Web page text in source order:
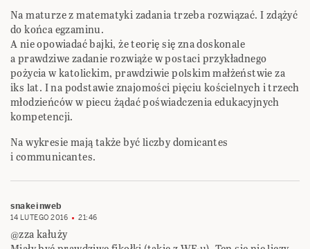
Na maturze z matematyki zadania trzeba rozwiązać. I zdążyć
do końca egzaminu.
A nie opowiadać bajki, że teorię się zna doskonale
a prawdziwe zadanie rozwiąże w postaci przykładnego
pożycia w katolickim, prawdziwie polskim małżeństwie za
iks lat. I na podstawie znajomości pięciu kościelnych i trzech
młodzieńców w piecu żądać poświadczenia edukacyjnych
kompetencji.
Na wykresie mają także być liczby domicantes
i communicantes.
snakeinweb
14 LUTEGO 2016 21:46
@zza kałuży